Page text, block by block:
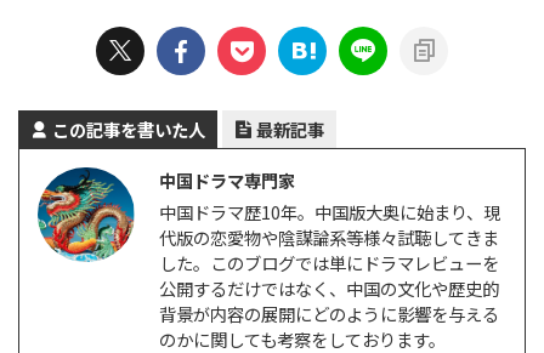
この記事を書いた人
最新記事
中国ドラマ専門家
中国ドラマ歴10年。中国版大奥に始まり、現
代版の恋愛物や陰謀論系等様々試聴してきま
した。このブログでは単にドラマレビューを
公開するだけではなく、中国の文化や歴史的
背景が内容の展開にどのように影響を与える
のかに関しても考察をしております。